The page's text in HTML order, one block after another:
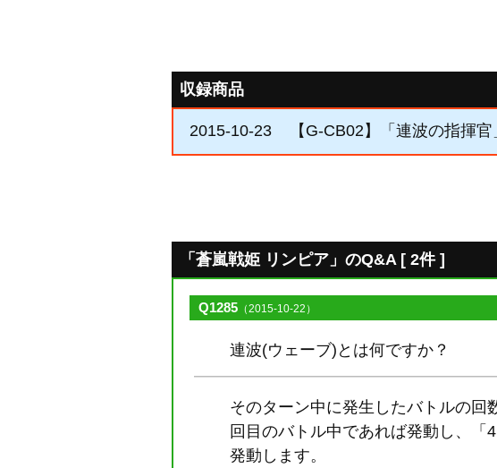
収録商品
2015-10-23 【G-CB02】「連波の指揮官
「蒼嵐戦姫 リンピア」のQ&A [ 2件 ]
Q1285 （2015-10-22）
連波(ウェーブ)とは何ですか？
そのターン中に発生したバトルの回
回目のバトル中であれば発動し、
発動します。